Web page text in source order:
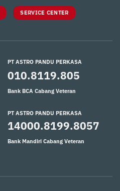
SERVICE CENTER
PT ASTRO PANDU PERKASA
010.8119.805
Bank BCA Cabang Veteran
PT ASTRO PANDU PERKASA
14000.8199.8057
Bank Mandiri Cabang Veteran